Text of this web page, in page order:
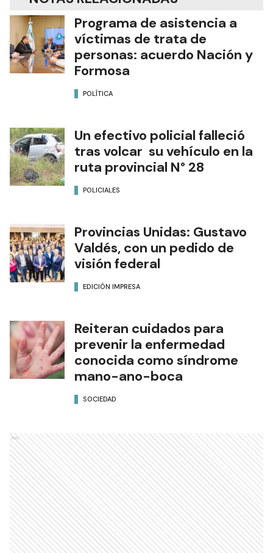
Programa de asistencia a
víctimas de trata de
personas: acuerdo Nación y
Formosa
POLÍTICA
Un efectivo policial falleció
tras volcar su vehículo en la
ruta provincial N° 28
POLICIALES
Provincias Unidas: Gustavo
Valdés, con un pedido de
visión federal
EDICIÓN IMPRESA
Reiteran cuidados para
prevenir la enfermedad
conocida como síndrome
mano-ano-boca
SOCIEDAD
Ads